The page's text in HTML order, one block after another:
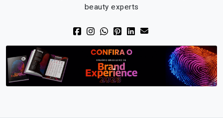
beauty experts